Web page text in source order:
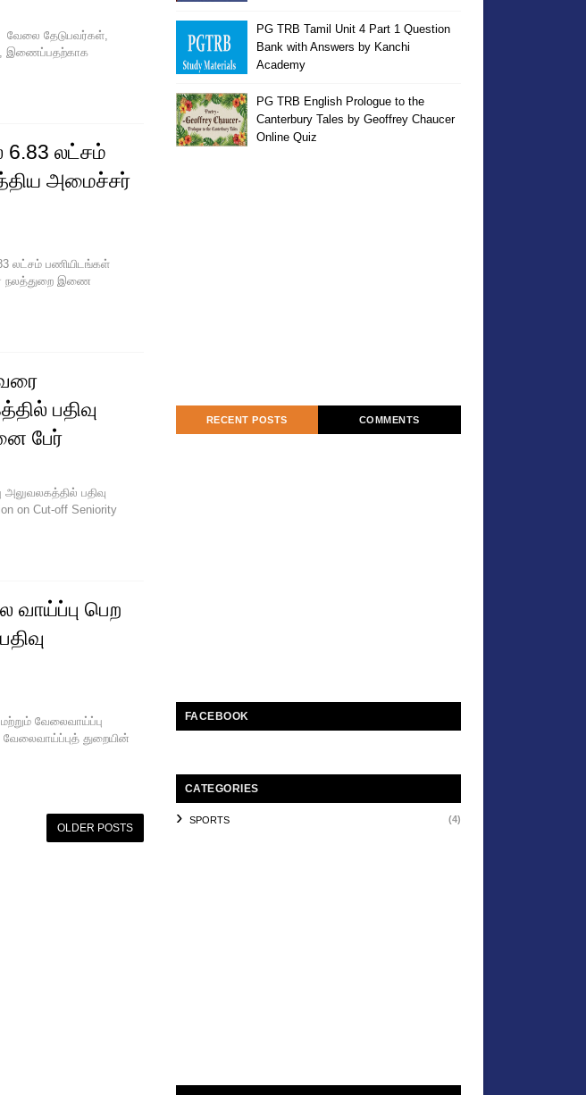
வேலை தேடுபவர்கள்,
இணைப்பதற்காக
6.83 லட்சம்
அமைச்சர்
லட்சம் பணியிடங்கள்
நலத்துறை இணை
பதிவு
பேர்
பதிவு
on Cut-off Seniority
வாய்ப்பு பெற
வேலைவாய்ப்பு
துறையின்
OLDER POSTS
PG TRB Tamil Unit 4 Part 1 Question
Bank with Answers by Kanchi
Academy
PG TRB English Prologue to the
Canterbury Tales by Geoffrey Chaucer
Online Quiz
RECENT POSTS COMMENTS
FACEBOOK
CATEGORIES
SPORTS (4)